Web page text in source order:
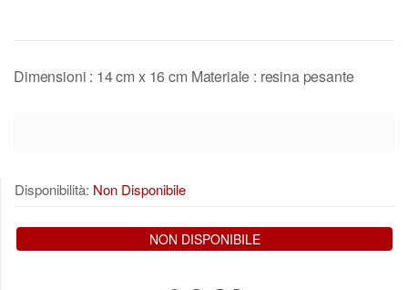
Dimensioni : 14 cm x 16 cm Materiale : resina pesante
Disponibilità: Non Disponibile
NON DISPONIBILE